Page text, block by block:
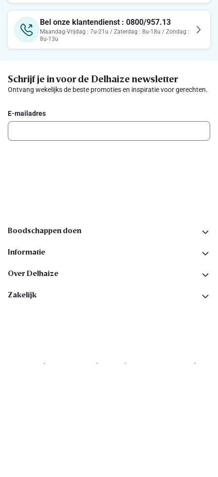
Bel onze klantendienst : 0800/957.13
Maandag-Vrijdag : 7u-21u / Zaterdag : 8u-18u / Zondag :
8u-13u
Schrijf je in voor de Delhaize newsletter
Ontvang wekelijks de beste promoties en inspiratie voor gerechten.
E-mailadres
Boodschappen doen
Informatie
Over Delhaize
Zakelijk